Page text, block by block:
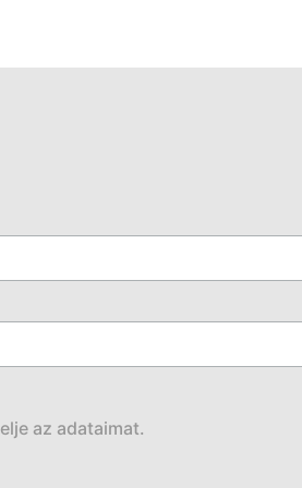
az adataimat.